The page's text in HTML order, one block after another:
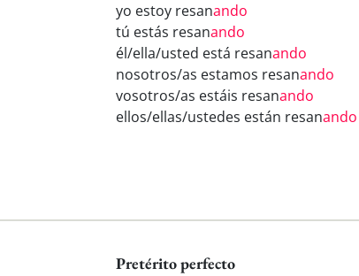
yo estoy resanando
tú estás resanando
él/ella/usted está resanando
nosotros/as estamos resanando
vosotros/as estáis resanando
ellos/ellas/ustedes están resanando
Pretérito perfecto